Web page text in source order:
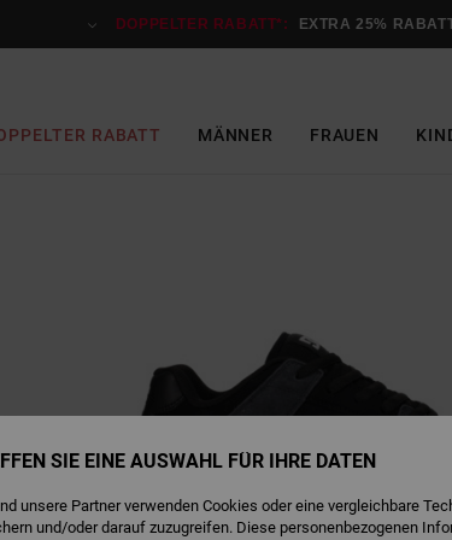
DOPPELTER RABATT*: EXTRA 25%
RABATT MÄNNER FRAUEN
SIE EINE AUSWAHL FÜR IHRE DATEN
unsere Partner verwenden Cookies oder eine vergleichbare
und/oder darauf zuzugreifen. Diese personenbezogenen